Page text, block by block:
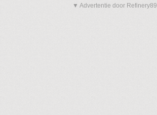
▼ Advertentie door Refinery89